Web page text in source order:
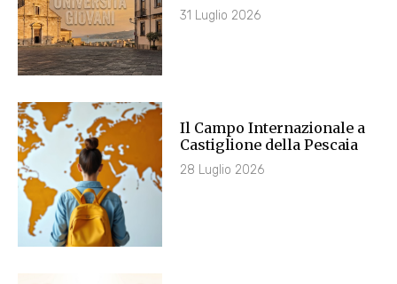
31 Luglio 2026
Il Campo Internazionale a
Castiglione della Pescaia
28 Luglio 2026